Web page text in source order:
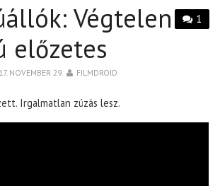
1
Végtelen
előzetes
NOVEMBER 29. FILMDROID
Irgalmatlan zúzás lesz.